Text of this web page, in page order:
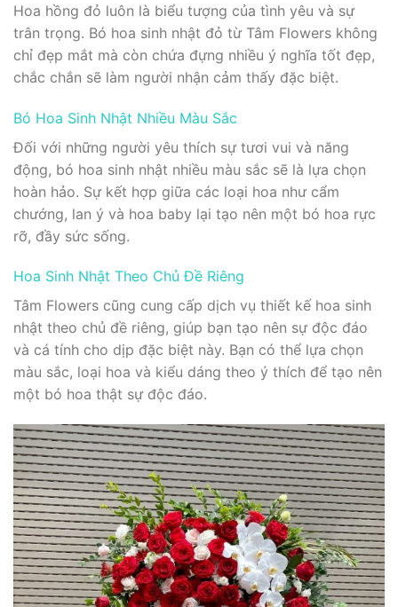
Hoa hồng đỏ luôn là biểu tượng của tình yêu và sự
trân trọng. Bó hoa sinh nhật đỏ từ Tâm Flowers không
chỉ đẹp mắt mà còn chứa đựng nhiều ý nghĩa tốt đẹp,
chắc chắn sẽ làm người nhận cảm thấy đặc biệt.
Bó Hoa Sinh Nhật Nhiều Màu Sắc
Đối với những người yêu thích sự tươi vui và năng
động, bó hoa sinh nhật nhiều màu sắc sẽ là lựa chọn
hoàn hảo. Sự kết hợp giữa các loại hoa như cẩm
chướng, lan ý và hoa baby lại tạo nên một bó hoa rực
rỡ, đầy sức sống.
Hoa Sinh Nhật Theo Chủ Đề Riêng
Tâm Flowers cũng cung cấp dịch vụ thiết kế hoa sinh
nhật theo chủ đề riêng, giúp bạn tạo nên sự độc đáo
và cá tính cho dịp đặc biệt này. Bạn có thể lựa chọn
màu sắc, loại hoa và kiểu dáng theo ý thích để tạo nên
một bó hoa thật sự độc đáo.